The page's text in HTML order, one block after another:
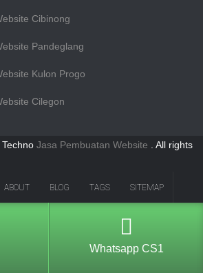
Cibinong
Pandeglang
Kulon Progo
Cilegon
Jasa Pembuatan Website
. All rights
ABOUT BLOG TAGS SITEMAP
Whatsapp CS1